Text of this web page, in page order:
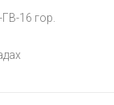
16 гор.